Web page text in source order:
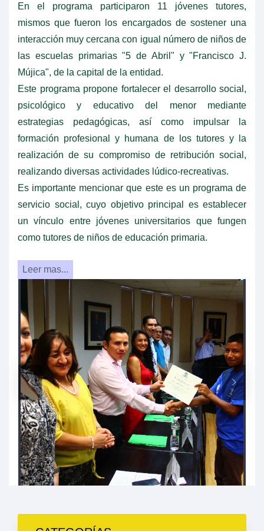
En el programa participaron 11 jóvenes tutores,
mismos que fueron los encargados de sostener una
interacción muy cercana con igual número de niños de
las escuelas primarias "5 de Abril" y "Francisco J.
Mújica", de la capital de la entidad.
Este programa propone fortalecer el desarrollo social,
psicológico y educativo del menor mediante
estrategias pedagógicas, así como impulsar la
formación profesional y humana de los tutores y la
realización de su compromiso de retribución social,
realizando diversas actividades lúdico-recreativas.
Es importante mencionar que este es un programa de
servicio social, cuyo objetivo principal es establecer
un vínculo entre jóvenes universitarios que fungen
como tutores de niños de educación primaria.
Leer mas...